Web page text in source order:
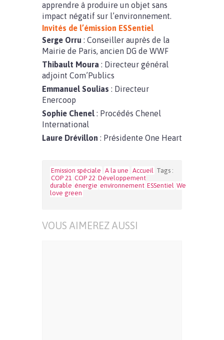
apprendre à produire un objet sans
impact négatif sur l’environnement.
Invités de l’émission ESSentiel
Serge Orru : Conseiller auprès de la
Mairie de Paris, ancien DG de WWF
Thibault Moura : Directeur général
adjoint Com’Publics
Emmanuel Soulias : Directeur
Enercoop
Sophie Chenel : Procédés Chenel
International
Laure Drévillon : Présidente One Heart
Emission spéciale A la une Accueil Tags :
COP 21 COP 22 Développement
durable énergie environnement ESSentiel We
love green
VOUS AIMEREZ AUSSI